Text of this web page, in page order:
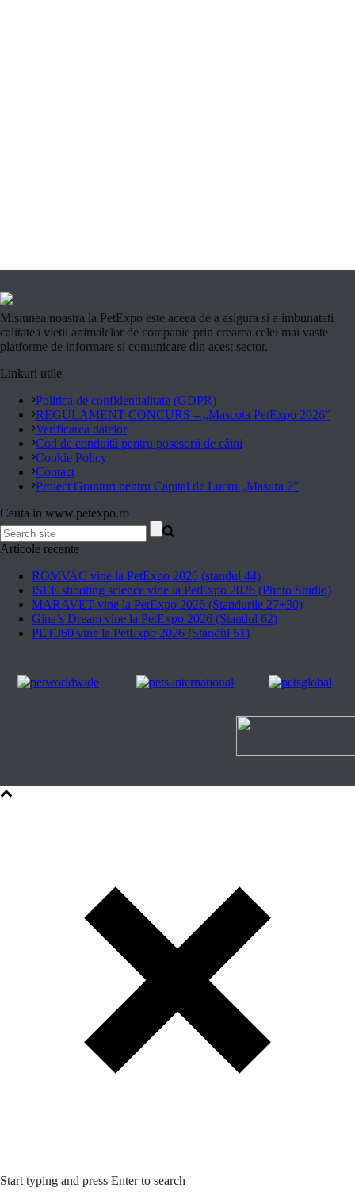
Misiunea noastra la PetExpo este aceea de a asigura si a imbunatati
calitatea vietii animalelor de companie prin crearea celei mai vaste
platforme de informare si comunicare din acest sector.
Linkuri utile
Politica de confidentialitate (GDPR)
REGULAMENT CONCURS – „Mascota PetExpo 2026”
Verificarea datelor
Cod de conduită pentru posesorii de câini
Cookie Policy
Contact
Proiect Granturi pentru Capital de Lucru „Masura 2”
Cauta in www.petexpo.ro
Articole recente
ROMVAC vine la PetExpo 2026 (standul 44)
ISEE shooting science vine la PetExpo 2026 (Photo Studio)
MARAVET vine la PetExpo 2026 (Standurile 27+30)
Gina’s Dream vine la PetExpo 2026 (Standul 62)
PET360 vine la PetExpo 2026 (Standul 51)
Start typing and press Enter to search